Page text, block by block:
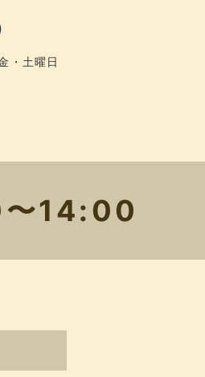
・土曜日
〜14:00